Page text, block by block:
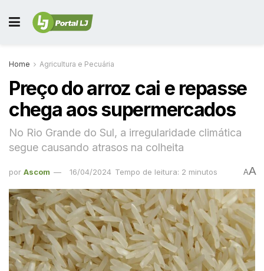
Home Agricultura e Pecuária
Preço do arroz cai e repasse
chega aos supermercados
No Rio Grande do Sul, a irregularidade climática
segue causando atrasos na colheita
por Ascom 16/04/2024 Tempo de leitura: 2 minutos AA